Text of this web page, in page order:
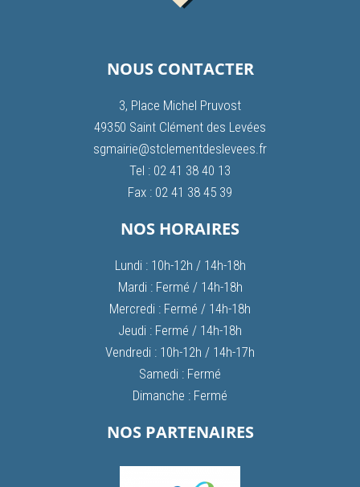
NOUS CONTACTER
3, Place Michel Pruvost
49350 Saint Clément des Levées
sgmairie@stclementdeslevees.fr
Tel : 02 41 38 40 13
Fax : 02 41 38 45 39
NOS HORAIRES
Lundi : 10h-12h / 14h-18h
Mardi : Fermé / 14h-18h
Mercredi : Fermé / 14h-18h
Jeudi : Fermé / 14h-18h
Vendredi : 10h-12h / 14h-17h
Samedi : Fermé
Dimanche : Fermé
NOS PARTENAIRES